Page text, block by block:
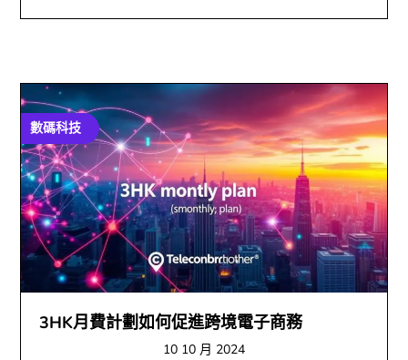
數碼科技
3HK月費計劃如何促進跨境電子商務
10 10 月 2024